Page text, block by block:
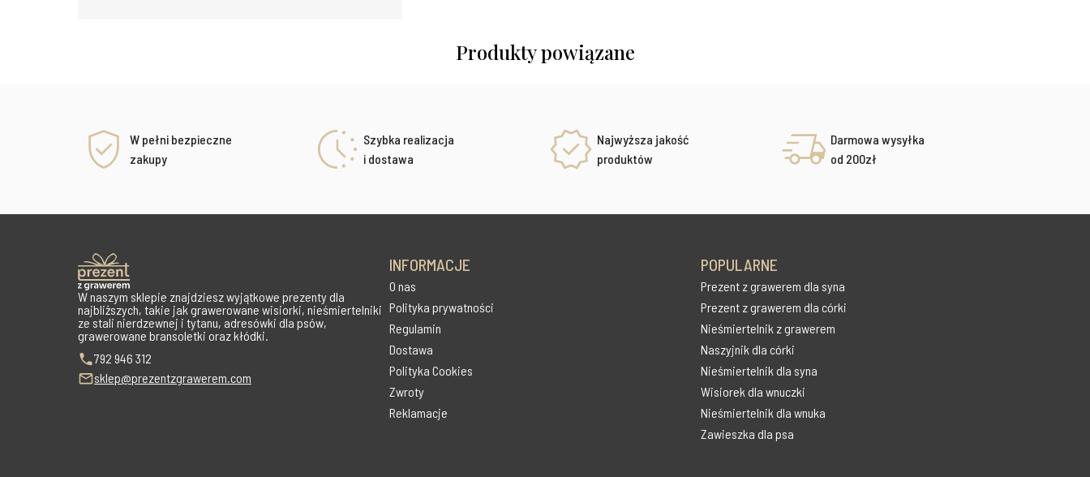
Produkty powiązane
W pełni bezpieczne
zakupy
Szybka realizacja
i dostawa
Najwyższa jakość
produktów
Darmowa wysyłka
od 200zł
W naszym sklepie znajdziesz wyjątkowe prezenty dla
najbliższych, takie jak grawerowane wisiorki, nieśmiertelniki
ze stali nierdzewnej i tytanu, adresówki dla psów,
grawerowane bransoletki oraz kłódki.
792 946 312
sklep@prezentzgrawerem.com
INFORMACJE
O nas
Polityka prywatności
Regulamin
Dostawa
Polityka Cookies
Zwroty
Reklamacje
POPULARNE
Prezent z grawerem dla syna
Prezent z grawerem dla córki
Nieśmiertelnik z grawerem
Naszyjnik dla córki
Nieśmiertelnik dla syna
Wisiorek dla wnuczki
Nieśmiertelnik dla wnuka
Zawieszka dla psa